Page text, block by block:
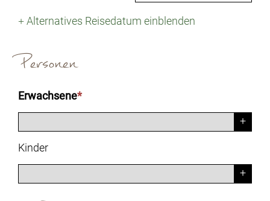
+ Alternatives Reisedatum einblenden
Personen
Erwachsene*
Kinder